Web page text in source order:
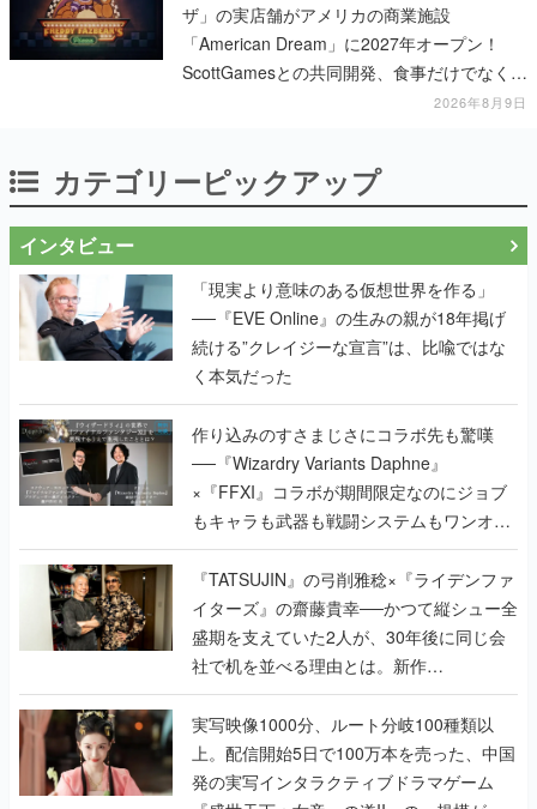
ザ」の実店舗がアメリカの商業施設
「American Dream」に2027年オープン！
ScottGamesとの共同開発、食事だけでなくス
テージショーや没入型のホラー体験も楽しめ
2026年8月9日
カテゴリーピックアップ
インタビュー
「現実より意味のある仮想世界を作る」
──『EVE Online』の生みの親が18年掲げ
続ける”クレイジーな宣言”は、比喩ではな
く本気だった
作り込みのすさまじさにコラボ先も驚嘆
──『Wizardry Variants Daphne』
×『FFXI』コラボが期間限定なのにジョブ
もキャラも武器も戦闘システムもワンオフ
で作り込まれた理由を両ディレクターに聞
く
『TATSUJIN』の弓削雅稔×『ライデンファ
イターズ』の齋藤貴幸──かつて縦シュー全
盛期を支えていた2人が、30年後に同じ会
社で机を並べる理由とは。新作
『TATSUJIN EXTREME』で初タッグを組
んだレジェンド2人に訊く開発秘話
実写映像1000分、ルート分岐100種類以
上。配信開始5日で100万本を売った、中国
発の実写インタラクティブドラマゲーム